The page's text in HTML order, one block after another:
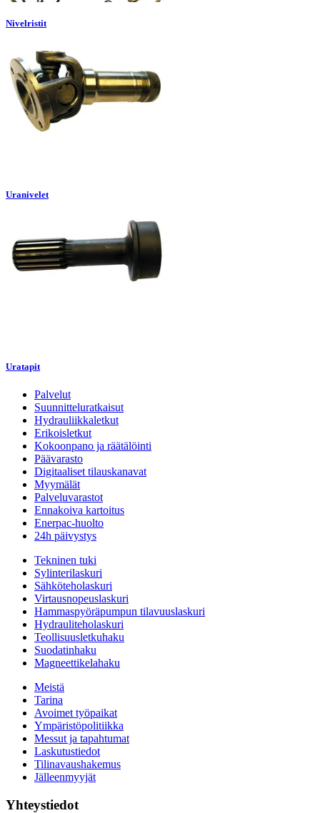
Nivelristit
Uranivelet
Uratapit
Palvelut
Suunnitteluratkaisut
Hydrauliikkaletkut
Erikoisletkut
Kokoonpano ja räätälöinti
Päävarasto
Digitaaliset tilauskanavat
Myymälät
Palveluvarastot
Ennakoiva kartoitus
Enerpac-huolto
24h päivystys
Tekninen tuki
Sylinterilaskuri
Sähköteholaskuri
Virtausnopeuslaskuri
Hammaspyöräpumpun tilavuuslaskuri
Hydrauliteholaskuri
Teollisuusletkuhaku
Suodatinhaku
Magneettikelahaku
Meistä
Tarina
Avoimet työpaikat
Ympäristöpolitiikka
Messut ja tapahtumat
Laskutustiedot
Tilinavaushakemus
Jälleenmyyjät
Yhteystiedot